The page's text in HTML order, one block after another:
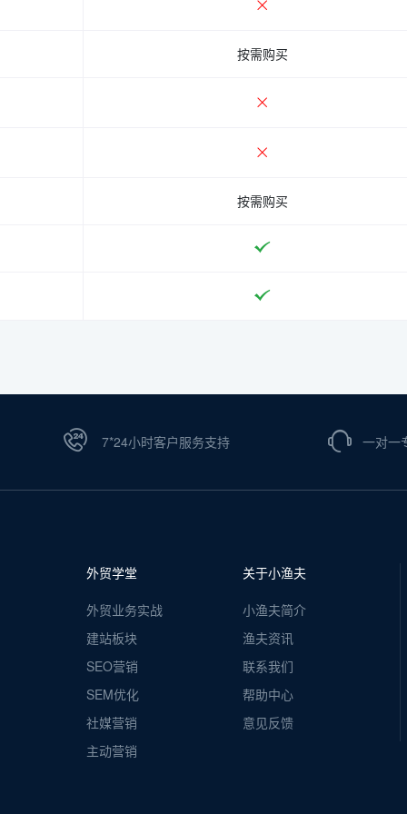
按需购买
按需购买
7*24小时客户服务支持 一对一
外贸学堂
外贸业务实战
建站板块
SEO营销
SEM优化
社媒营销
主动营销
关于小渔夫
小渔夫简介
渔夫资讯
联系我们
帮助中心
意见反馈